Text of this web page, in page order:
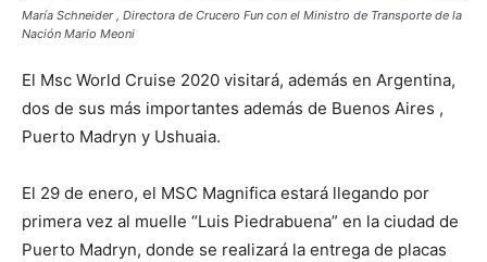
María Schneider , Directora de Crucero Fun con el Ministro de Transporte de la
Nación Mario Meoni
El Msc World Cruise 2020 visitará, además en Argentina,
dos de sus más importantes además de Buenos Aires ,
Puerto Madryn y Ushuaia.
El 29 de enero, el MSC Magnifica estará llegando por
primera vez al muelle “Luis Piedrabuena” en la ciudad de
Puerto Madryn, donde se realizará la entrega de placas